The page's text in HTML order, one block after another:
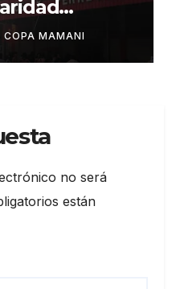
en
COPA MAMANI
no será
están